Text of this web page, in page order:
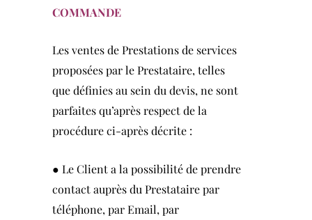
COMMANDE
Les ventes de Prestations de services
proposées par le Prestataire, telles
que définies au sein du devis, ne sont
parfaites qu’après respect de la
procédure ci-après décrite :
● Le Client a la possibilité de prendre
contact auprès du Prestataire par
téléphone, par Email, par